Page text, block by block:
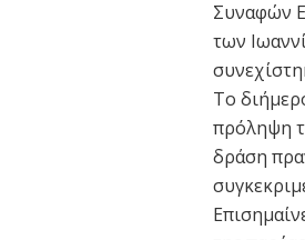
Συναφών
των
Το
πρόληψη
δράση